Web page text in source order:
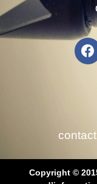
Copyright ©